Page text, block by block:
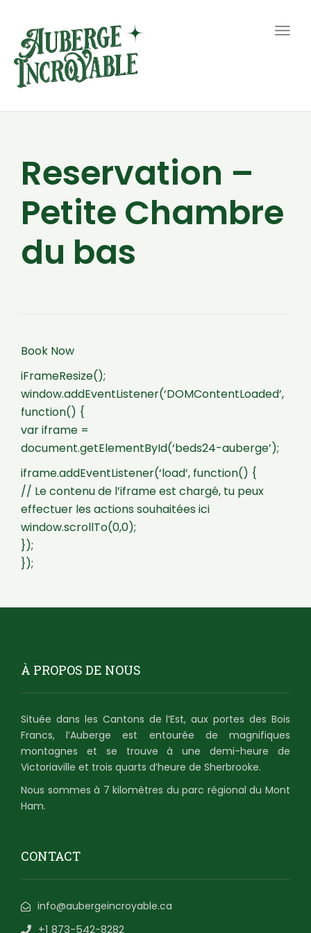
Reservation –
Petite Chambre
du bas
Book Now
iFrameResize();
window.addEventListener(‘DOMContentLoaded’,
function() {
var iframe =
document.getElementById(‘beds24-auberge’);
iframe.addEventListener(‘load’, function() {
// Le contenu de l’iframe est chargé, tu peux
effectuer les actions souhaitées ici
window.scrollTo(0,0);
});
});
À PROPOS DE NOUS
Située dans les Cantons de l’Est, aux portes des Bois
Francs, l’Auberge est entourée de magnifiques
montagnes et se trouve à une demi-heure de
Victoriaville et trois quarts d’heure de Sherbrooke.
Nous sommes à 7 kilomètres du parc régional du Mont
Ham.
CONTACT
info@aubergeincroyable.ca
+1 873-542-8282